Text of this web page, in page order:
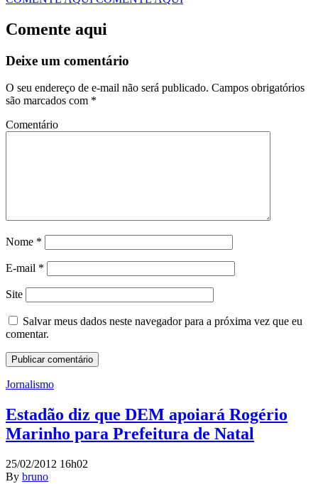
Comente aqui
Deixe um comentário
O seu endereço de e-mail não será publicado. Campos obrigatórios
são marcados com *
Comentário
Nome *
E-mail *
Site
Salvar meus dados neste navegador para a próxima vez que eu
comentar.
Jornalismo
Estadão diz que DEM apoiará Rogério
Marinho para Prefeitura de Natal
25/02/2012 16h02
By bruno